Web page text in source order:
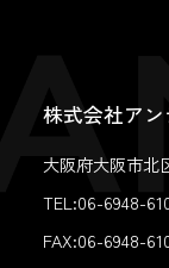
株式会社アン
大阪府大阪市北
TEL:06-6948-
FAX:06-6948-